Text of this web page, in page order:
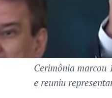
Cerimônia marcou
e reuniu